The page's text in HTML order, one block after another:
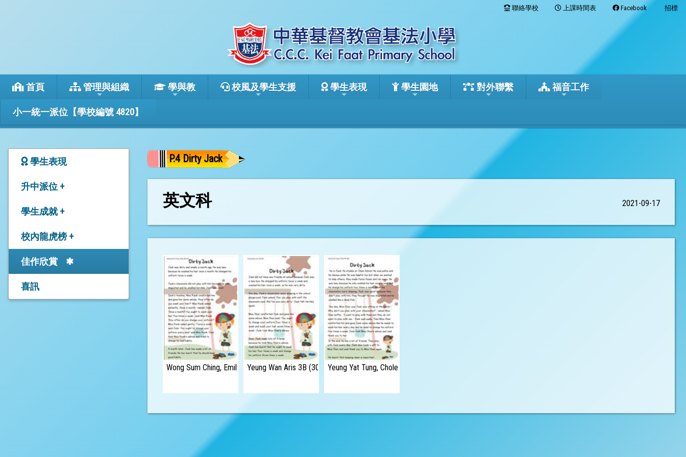
聯絡學校 上課時間表 Facebook 招標
首頁 管理與組織 學與教 校風及學生支援 學生表現 學生園地 對外聯繫 福音工作
小一統一派位【學校編號 4820】
學生表現
升中派位 +
24-26年度本校升中派位
中學學位分配辦法
25-26年度「中學開放日
／簡介會」
學生成就 +
學生成就
校內龍虎榜 +
25-26年度上學期學業成
績－Academic
Excellence Award
佳作欣賞
喜訊
P.4 Dirty Jack
英文科 2021-09-17
Wong Sum Ching, Emily 4B (22)Yeung Wan Aris 3B (30) Yeung Yat Tung, Chole 4B (26)